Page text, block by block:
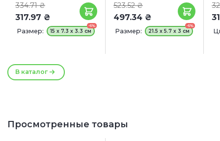
В каталог
334.71 ₴
317.97 ₴
Размер:
-5%
15 x 7.3 x 3.3 см
523.52 ₴
497.34 ₴
Размер:
-5%
21.5 x 5.7 x 3 см
Просмотренные товары